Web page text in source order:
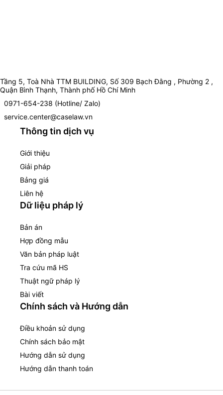
Tầng 5, Toà Nhà TTM BUILDING, Số 309 Bạch Đằng , Phường 2 ,
Quận Bình Thạnh, Thành phố Hồ Chí Minh
0971-654-238 (Hotline/ Zalo)
service.center@caselaw.vn
Thông tin dịch vụ
Giới thiệu
Giải pháp
Bảng giá
Liên hệ
Dữ liệu pháp lý
Bản án
Hợp đồng mẫu
Văn bản pháp luật
Tra cứu mã HS
Thuật ngữ pháp lý
Bài viết
Chính sách và Hướng dẫn
Điều khoản sử dụng
Chính sách bảo mật
Hướng dẫn sử dụng
Hướng dẫn thanh toán